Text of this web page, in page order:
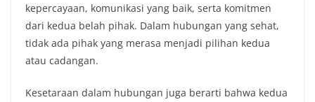
kepercayaan, komunikasi yang baik, serta komitmen
dari kedua belah pihak. Dalam hubungan yang sehat,
tidak ada pihak yang merasa menjadi pilihan kedua
atau cadangan.
Kesetaraan dalam hubungan juga berarti bahwa kedua